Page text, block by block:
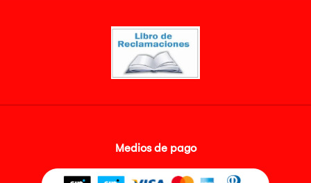
Medios de pago